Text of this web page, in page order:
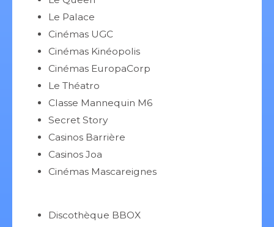
Le Palace
Cinémas UGC
Cinémas Kinéopolis
Cinémas EuropaCorp
Le Théatro
Classe Mannequin M6
Secret Story
Casinos Barrière
Casinos Joa
Cinémas Mascareignes
Discothèque BBOX